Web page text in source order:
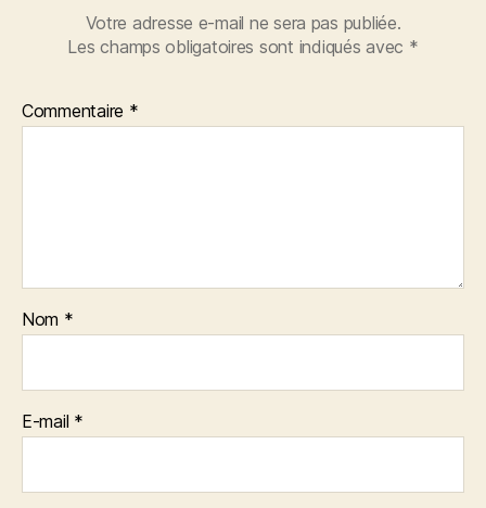
Votre adresse e-mail ne sera pas publiée.
Les champs obligatoires sont indiqués avec *
Commentaire *
Nom *
E-mail *